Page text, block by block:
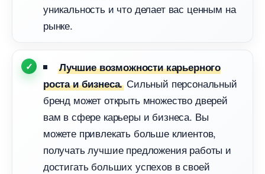
уникальность и что делает вас ценным на
рынке.
Лучшие возможности карьерного
роста и бизнеса. Сильный персональный
ренд может открыть множество дверей
ам в сфере карьеры и бизнеса. Вы
можете привлекать больше клиентов,
получать лучшие предложения работы и
достигать больших успехов в своей